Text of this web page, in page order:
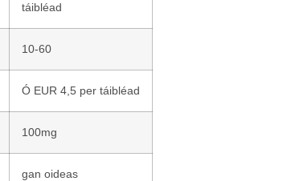
táibléad
10-60
Ó EUR 4,5 per táibléad
100mg
gan oideas